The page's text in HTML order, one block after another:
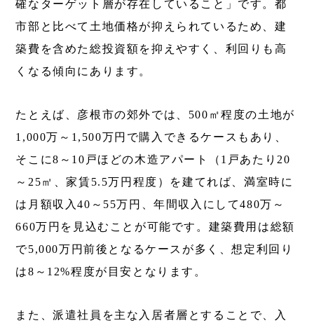
確なターゲット層が存在していること」です。都
市部と比べて土地価格が抑えられているため、建
築費を含めた総投資額を抑えやすく、利回りも高
くなる傾向にあります。
たとえば、彦根市の郊外では、500㎡程度の土地が
1,000万～1,500万円で購入できるケースもあり、
そこに8～10戸ほどの木造アパート（1戸あたり20
～25㎡、家賃5.5万円程度）を建てれば、満室時に
は月額収入40～55万円、年間収入にして480万～
660万円を見込むことが可能です。建築費用は総額
で5,000万円前後となるケースが多く、想定利回り
は8～12%程度が目安となります。
また、派遣社員を主な入居者層とすることで、入